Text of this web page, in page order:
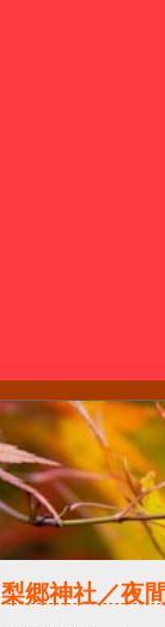
梨郷神社／夜